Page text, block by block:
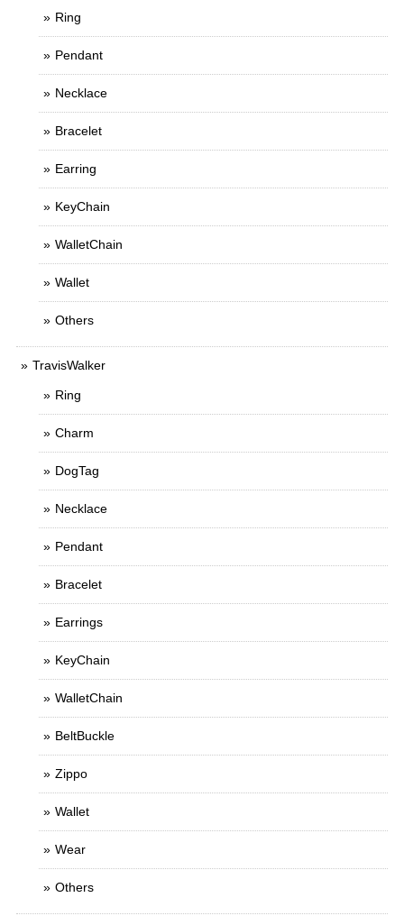
Ring
Pendant
Necklace
Bracelet
Earring
KeyChain
WalletChain
Wallet
Others
TravisWalker
Ring
Charm
DogTag
Necklace
Pendant
Bracelet
Earrings
KeyChain
WalletChain
BeltBuckle
Zippo
Wallet
Wear
Others